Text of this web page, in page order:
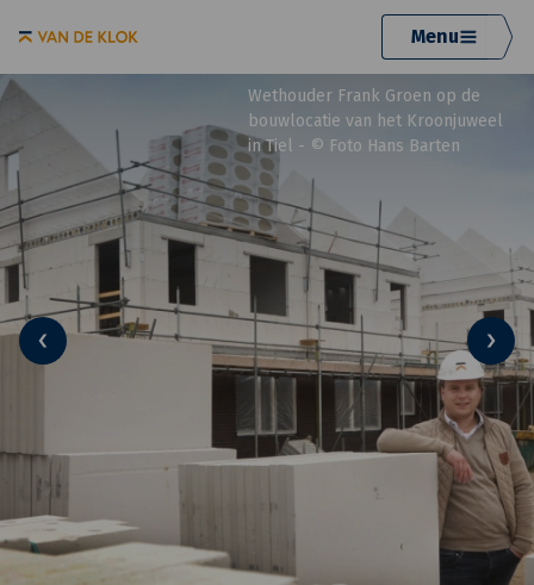
Menu
Wethouder Frank Groen op de
bouwlocatie van het Kroonjuweel
in Tiel - © Foto Hans Barten